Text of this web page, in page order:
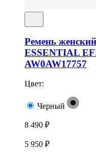
Ремень
ESSENTIAL
AW0AW17757
Цвет:
Черный
8 490 ₽
5 950 ₽